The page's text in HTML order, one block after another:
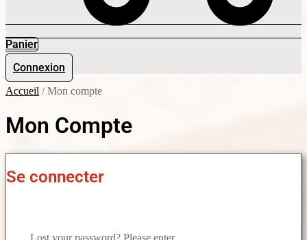
Panier
Connexion
Accueil /Mon compte
Mon Compte
Se connecter
Lost your password? Please enter